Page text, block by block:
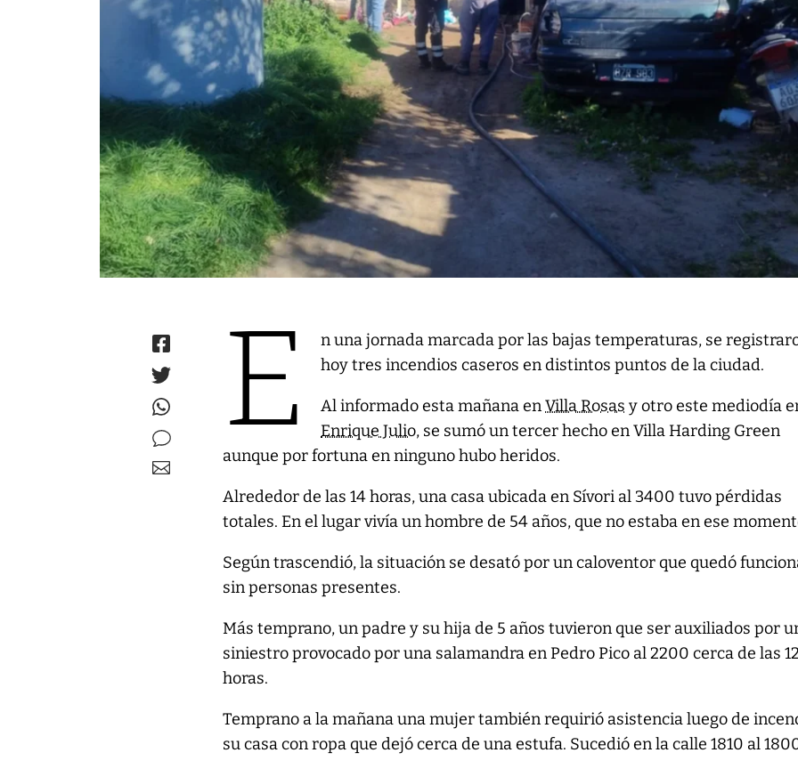
E
n una jornada marcada por las bajas temperaturas, se
hoy tres incendios caseros en distintos puntos de la ciudad.
Al informado esta mañana enVilla Rosas y otro este mediodía
Enrique Julio, se sumó un tercer hecho en Villa Harding Green
aunque por fortuna en ninguno hubo heridos.
Alrededor de las 14 horas, una casa ubicada en Sívori al 3400 tuvo pérdidas
totales. En el lugar vivía un hombre de 54 años, que no estaba en ese
Según trascendió, la situación se desató por un caloventor que quedó
sin personas presentes.
Más temprano, un padre y su hija de 5 años tuvieron que ser auxiliados por
siniestro provocado por una salamandra en Pedro Pico al 2200 cerca de las 12
horas.
Temprano a la mañana una mujer también requirió asistencia luego de
su casa con ropa que dejó cerca de una estufa. Sucedió en la calle 1810 al